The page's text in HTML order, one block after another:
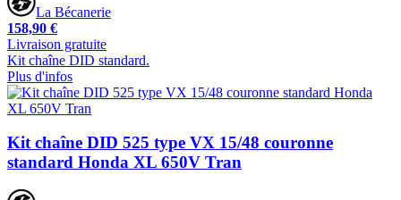
La Bécanerie
158,90 €
Livraison gratuite
Kit chaîne DID standard.
Plus d'infos
Kit chaîne DID 525 type VX 15/48 couronne
standard Honda XL 650V Tran